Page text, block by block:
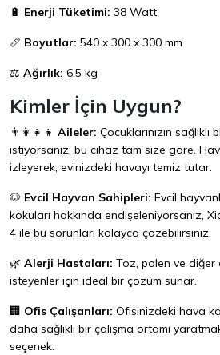
🔋 Enerji Tüketimi: 38 Watt
📏 Boyutlar: 540 x 300 x 300 mm
⚖️ Ağırlık: 6.5 kg
Kimler İçin Uygun?
👨‍👩‍👧‍👦 Aileler: Çocuklarınızın
istiyorsanız, bu cihaz tam size göre.
izleyerek, evinizdeki havayı temiz tutar.
🐶 Evcil Hayvan Sahipleri: Evcil
kokuları hakkında endişeleniyorsanız,
4 ile bu sorunları kolayca çözebilirsiniz.
🌿 Alerji Hastaları: Toz, polen ve diğer
isteyenler için ideal bir çözüm sunar.
🏢 Ofis Çalışanları: Ofisinizdeki hava
daha sağlıklı bir çalışma ortamı
seçenek.